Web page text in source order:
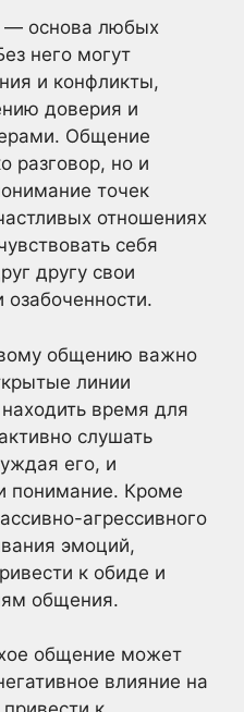
— основа любых
него могут
и конфликты,
доверия и
Общение
разговор, но и
точек
отношениях
себя
другу свои
озабоченности.
общению важно
линии
время для
слушать
его, и
понимание. Кроме
агрессивного
эмоций,
к обиде и
общения.
общение может
влияние на